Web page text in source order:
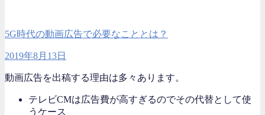
5G時代の動画広告で必要なこととは？
2019年8月13日
動画広告を出稿する理由は多々あります。
テレビCMは広告費が高すぎるのでその代替として使
うケース